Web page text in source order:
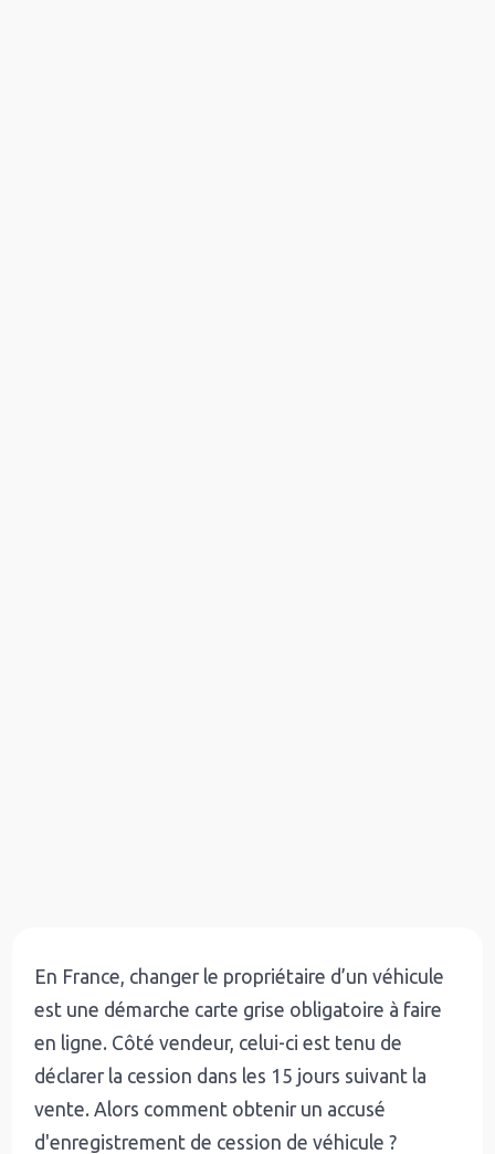
En France, changer le propriétaire d’un véhicule
est une démarche carte grise obligatoire à faire
en ligne. Côté vendeur, celui-ci est tenu de
déclarer la cession dans les 15 jours suivant la
vente. Alors comment obtenir un accusé
d'enregistrement de cession de véhicule ?